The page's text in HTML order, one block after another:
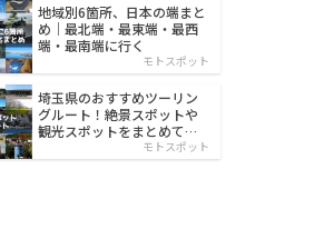
地域別6箇所、日本の端まと
め｜最北端・最東端・最西
端・最南端に行く
モトスポット
埼玉県のおすすめツーリン
グルート！絶景スポットや
観光スポットをまとめて紹
モトスポット